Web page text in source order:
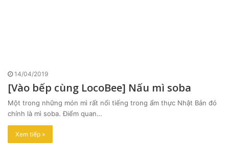
14/04/2019
[Vào bếp cùng LocoBee] Nấu mì soba
Một trong những món mì rất nổi tiếng trong ẩm thực Nhật Bản đó
chính là mì soba. Điểm quan…
Xem tiếp »